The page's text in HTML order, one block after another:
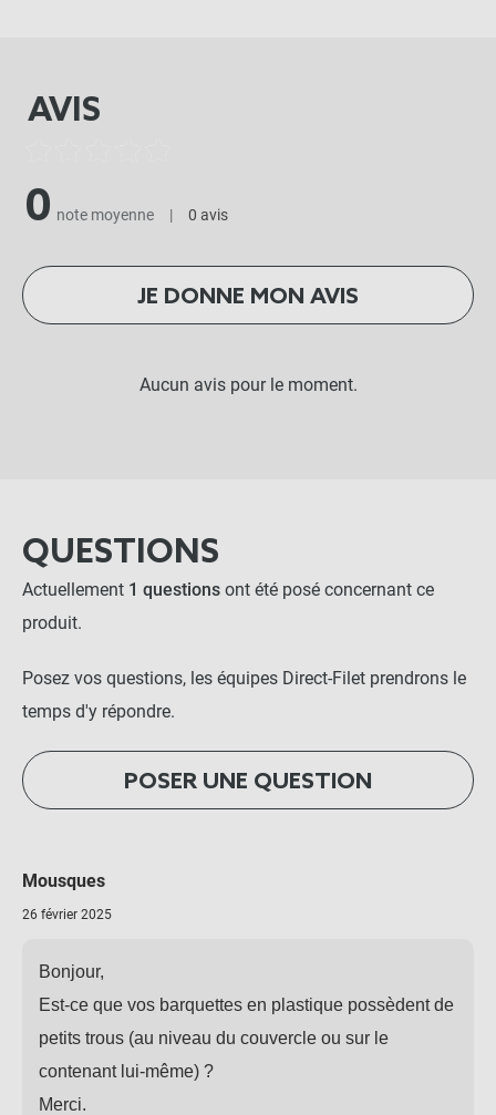
AVIS
0 note moyenne | 0 avis
JE DONNE MON AVIS
Aucun avis pour le moment.
QUESTIONS
Actuellement 1 questions ont été posé concernant ce
produit.
Posez vos questions, les équipes Direct-Filet prendrons le
temps d'y répondre.
POSER UNE QUESTION
Mousques
26 février 2025
Bonjour,
Est-ce que vos barquettes en plastique possèdent de
petits trous (au niveau du couvercle ou sur le
contenant lui-même) ?
Merci.